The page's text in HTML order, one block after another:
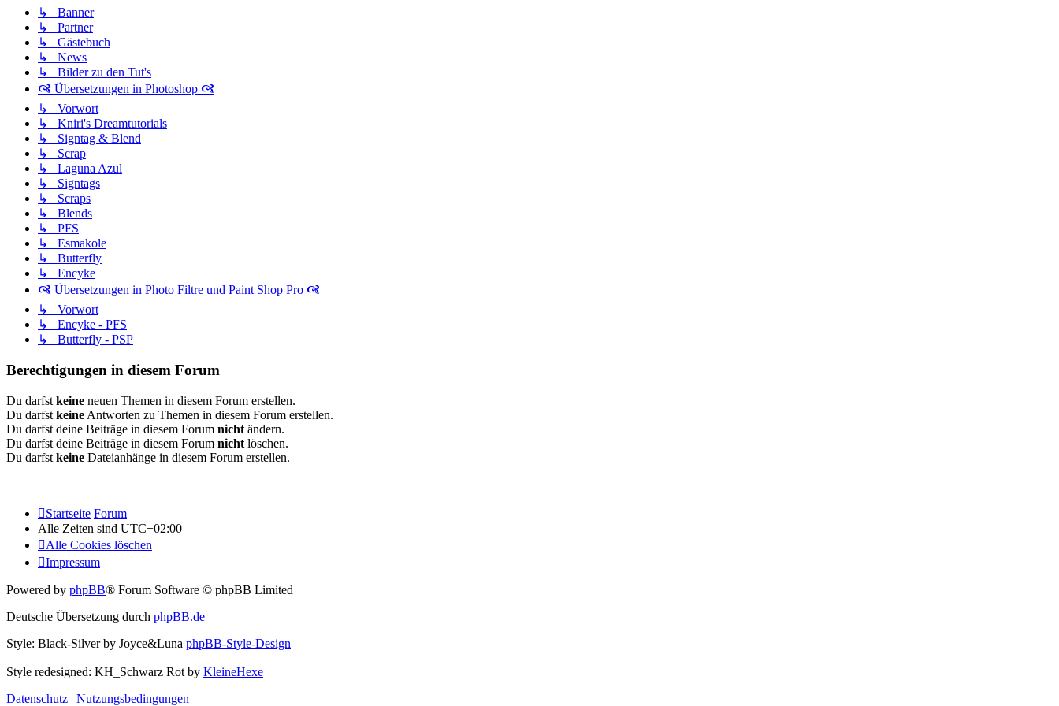
↳ Banner
↳ Partner
↳ Gästebuch
↳ News
↳ Bilder zu den Tut's
🙧 Übersetzungen in Photoshop 🙧
↳ Vorwort
↳ Kniri's Dreamtutorials
↳ Signtag & Blend
↳ Scrap
↳ Laguna Azul
↳ Signtags
↳ Scraps
↳ Blends
↳ PFS
↳ Esmakole
↳ Butterfly
↳ Encyke
🙧 Übersetzungen in Photo Filtre und Paint Shop Pro 🙧
↳ Vorwort
↳ Encyke - PFS
↳ Butterfly - PSP
Berechtigungen in diesem Forum
Du darfst keine neuen Themen in diesem Forum erstellen.
Du darfst keine Antworten zu Themen in diesem Forum erstellen.
Du darfst deine Beiträge in diesem Forum nicht ändern.
Du darfst deine Beiträge in diesem Forum nicht löschen.
Du darfst keine Dateianhänge in diesem Forum erstellen.
Startseite Forum
Alle Zeiten sind UTC+02:00
Alle Cookies löschen
Impressum
Powered by phpBB® Forum Software © phpBB Limited
Deutsche Übersetzung durch phpBB.de
Style: Black-Silver by Joyce&Luna phpBB-Style-Design
Style redesigned: KH_Schwarz Rot by KleineHexe
Datenschutz | Nutzungsbedingungen